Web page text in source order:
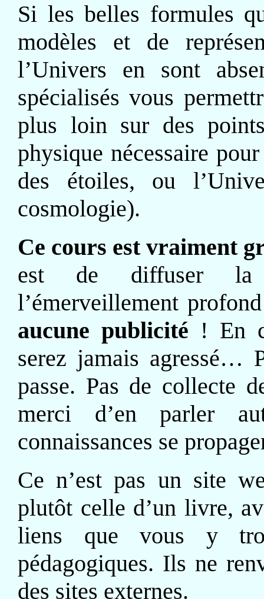
Si les belles formules
modèles et de
l’Univers en sont
spécialisés vous
plus loin sur des
physique nécessaire
des étoiles, ou
cosmologie).
Ce cours est vraiment
est de diffuser la
l’émerveillement
aucune publicité ! En
serez jamais agressé…
passe. Pas de collecte
merci d’en parler
connaissances se
Ce n’est pas un site
plutôt celle d’un livre,
liens que vous y
pédagogiques. Ils ne
des sites externes.